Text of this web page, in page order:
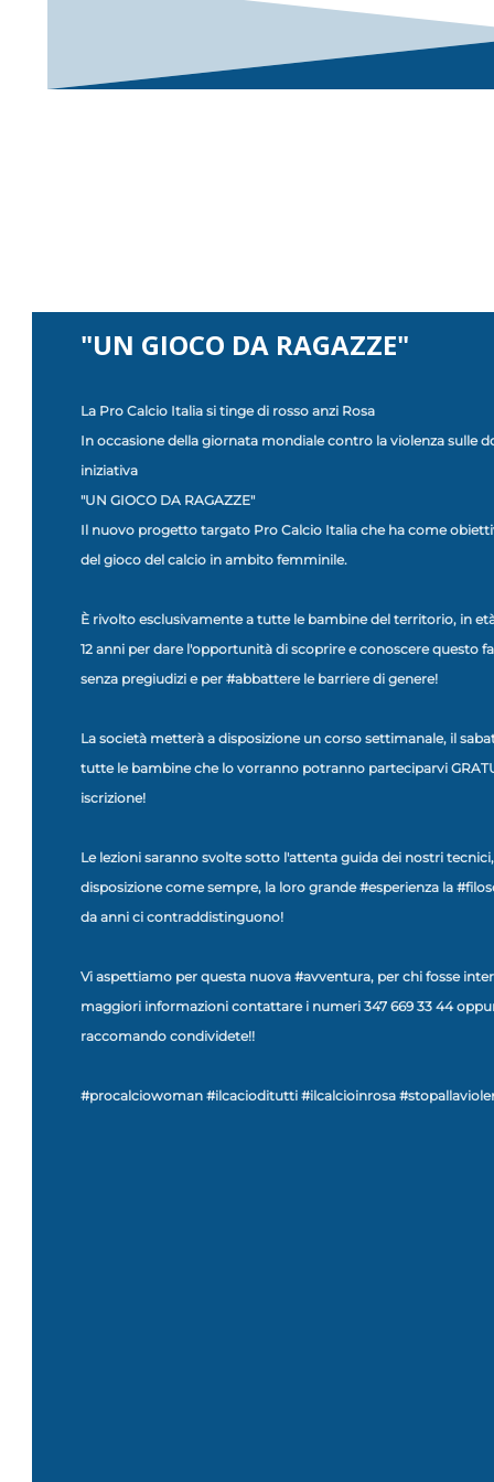
"UN GIOCO DA RAGAZZE"
La Pro Calcio Italia si tinge di rosso anzi Rosa
In occasione della giornata mondiale contro la violenza sulle
iniziativa
"UN GIOCO DA RAGAZZE"
Il nuovo progetto targato Pro Calcio Italia che ha come
del gioco del calcio in ambito femminile.
È rivolto esclusivamente a tutte le bambine del territorio, in
12 anni per dare l'opportunità di scoprire e conoscere questo
senza pregiudizi e per #abbattere le barriere di genere!
La società metterà a disposizione un corso settimanale, il
tutte le bambine che lo vorranno potranno parteciparvi
iscrizione!
Le lezioni saranno svolte sotto l'attenta guida dei nostri
disposizione come sempre, la loro grande #esperienza la
da anni ci contraddistinguono!
Vi aspettiamo per questa nuova #avventura, per chi fosse
maggiori informazioni contattare i numeri 347 669 33 44
raccomando condividete‪!!‬
‪#procalciowoman #ilcacioditutti #ilcalcioinrosa